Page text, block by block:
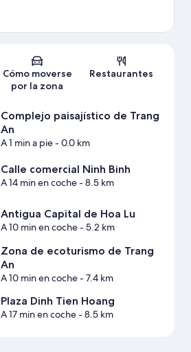
Cómo moverse
por la zona
Restaurantes
Complejo paisajístico de Trang
An
A 1 min a pie- 0.0 km
Calle comercial Ninh Binh
A 14 min en coche- 8.5 km
Antigua Capital de Hoa Lu
A 10 min en coche- 5.2 km
Zona de ecoturismo de Trang
An
A 10 min en coche- 7.4 km
Plaza Dinh Tien Hoang
A 17 min en coche- 8.5 km